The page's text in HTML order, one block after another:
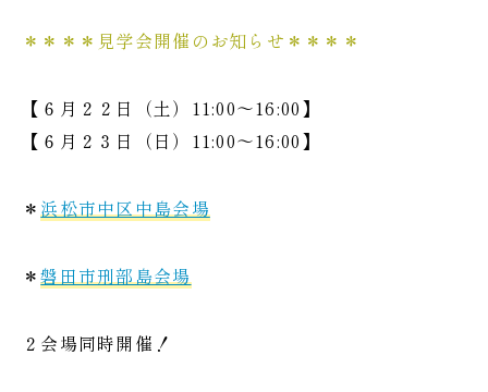
＊＊＊＊見学会開催のお知らせ＊＊＊＊
【６月２２日（土）11:00～16:00】
【６月２３日（日）11:00～16:00】
＊ 浜松市中区中島会場
＊磐田市刑部島会場
２会場同時開催！